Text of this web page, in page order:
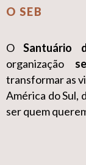
O SEB
OSantuário
organização
transformar as
América do Sul,
ser quem